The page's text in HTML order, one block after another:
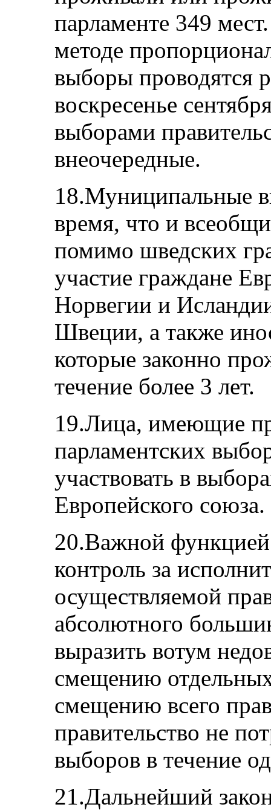
парламенте 349
методе
выборы проводятся
воскресенье
выборами
внеочередные.
18.Муниципальные
время, что и
помимо шведских
участие граждане
Норвегии и
Швеции, а также
которые законно
течение более 3 лет.
19.Лица, имеющие
парламентских
участвовать в
Европейского союза.
20.Важной функцией
контроль за
осуществляемой
абсолютного
выразить вотум
смещению
смещению всего
правительство не
выборов в течение
21.Дальнейший